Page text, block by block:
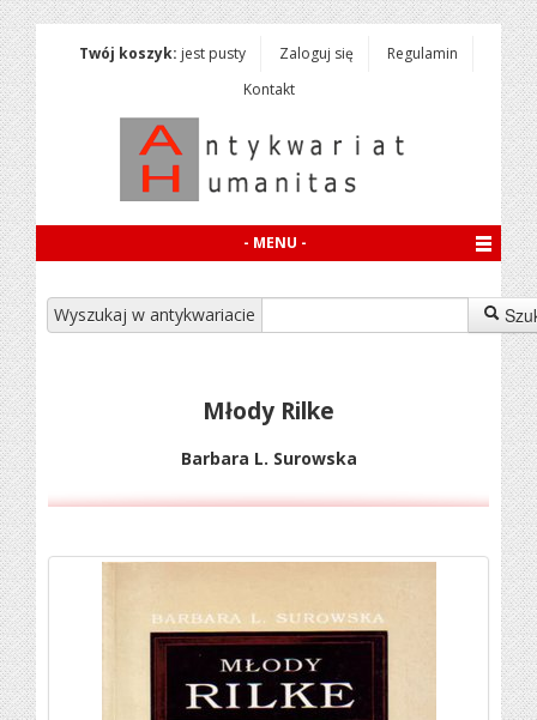
Twój koszyk: jest pusty Zaloguj się
Regulamin
Kontakt
- MENU -
Wyszukaj w antykwariacie
Młody Rilke
Barbara L. Surowska